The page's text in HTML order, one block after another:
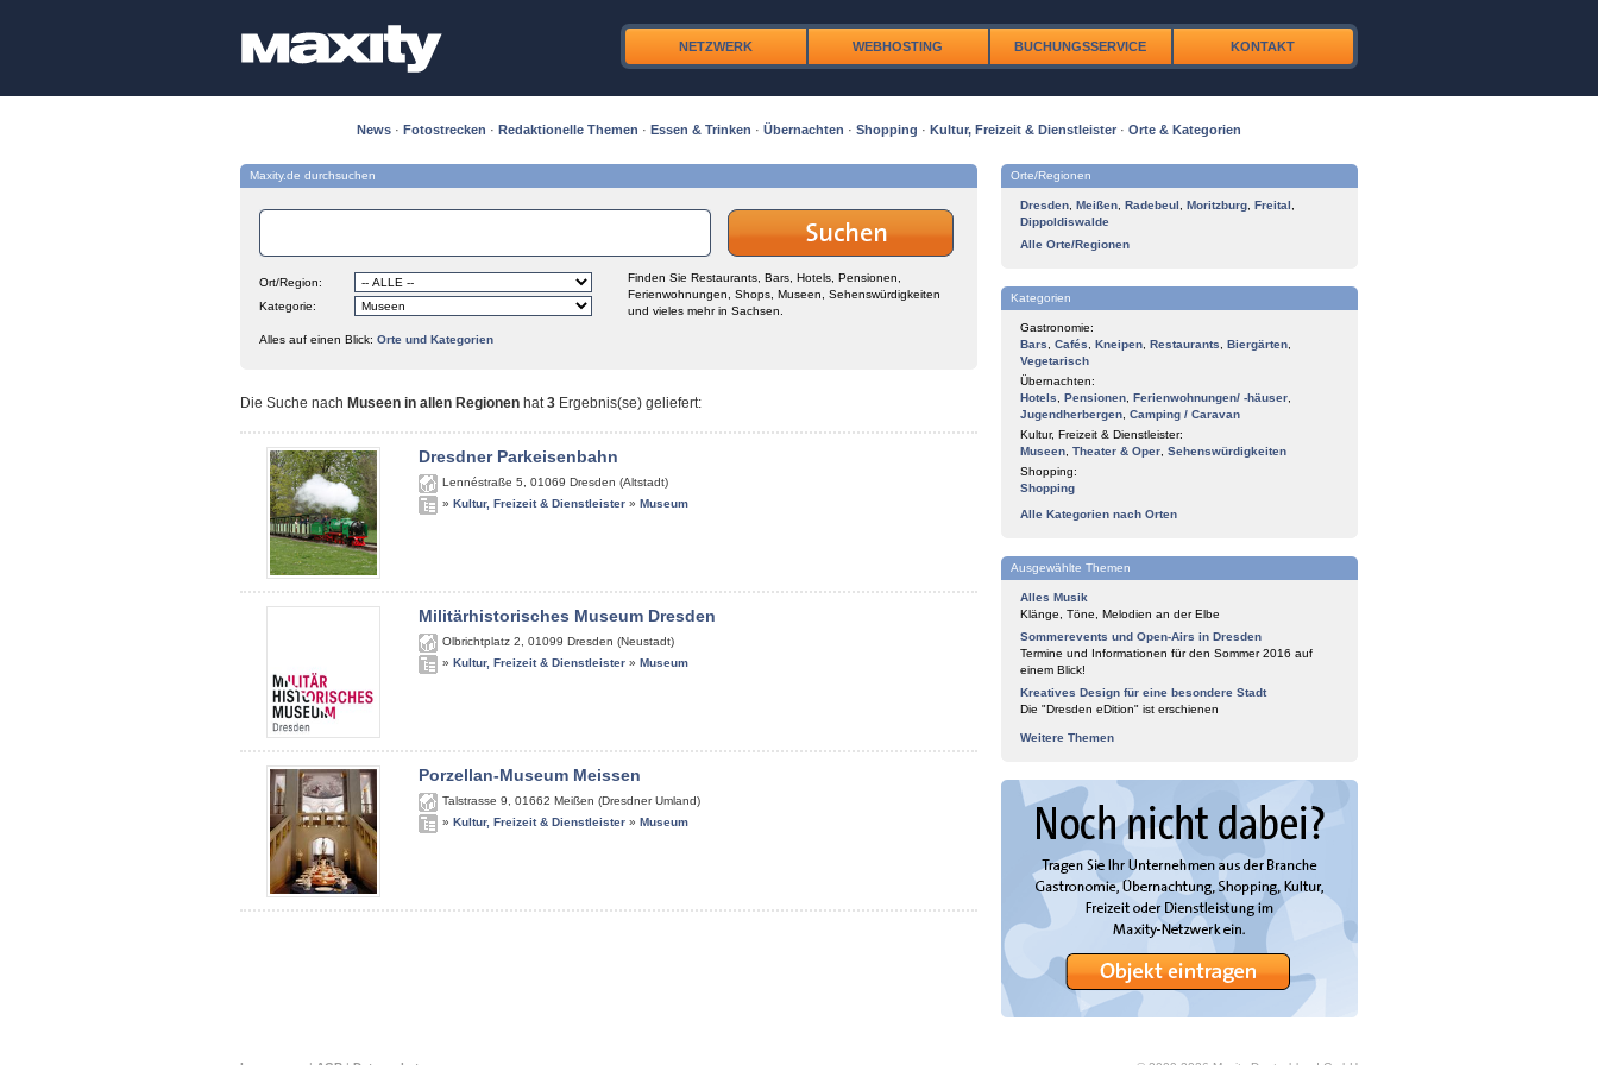
NETZWERK WEBHOSTING BUCHUNGSSERVICE KONTAKT
News · Fotostrecken · Redaktionelle Themen · Essen & Trinken · Übernachten · Shopping · Kultur, Freizeit & Dienstleister · Orte & Kategorien
Maxity.de durchsuchen
Ort/Region:
Kategorie:
Finden Sie Restaurants, Bars, Hotels, Pensionen,
Ferienwohnungen, Shops, Museen, Sehenswürdigkeiten
und vieles mehr in Sachsen.
Alles auf einen Blick: Orte und Kategorien
Die Suche nach Museen in allen Regionen hat3 Ergebnis(se) geliefert:
Dresdner Parkeisenbahn
Lennéstraße 5 01069 Dresden (Altstadt)
» Kultur, Freizeit & Dienstleister » Museum
Militärhistorisches Museum Dresden
Olbrichtplatz 2 01099 Dresden (Neustadt)
» Kultur, Freizeit & Dienstleister » Museum
Porzellan-Museum Meissen
Talstrasse 9 01662 Meißen (Dresdner Umland)
» Kultur, Freizeit & Dienstleister » Museum
Orte/Regionen
Dresden Meißen Radebeul Moritzburg Freital
Dippoldiswalde
Alle Orte/Regionen
Kategorien
Gastronomie:
Bars
Cafés Kneipen Restaurants Biergärten
Vegetarisch
Übernachten:
Hotels
Pensionen Ferienwohnungen/ -häuser
Jugendherbergen Camping / Caravan
Kultur, Freizeit & Dienstleister:
Museen Theater & Oper Sehenswürdigkeiten
Shopping:
Shopping
Alle Kategorien nach Orten
Ausgewählte Themen
Alles Musik
Klänge, Töne, Melodien an der Elbe
Sommerevents und Open-Airs in Dresden
Termine und Informationen für den Sommer 2016 auf
einem Blick!
Kreatives Design für eine besondere Stadt
Die "Dresden eDition" ist erschienen
Weitere Themen